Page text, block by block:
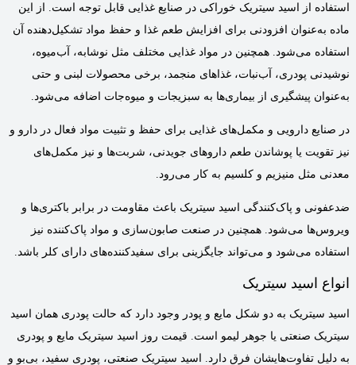
استفاده از اسید سیتریک خوراکی در صنایع غذایی قابل توجه است. از این
ماده به‌عنوان افزودنی برای افزایش طعم غذا و حفظ مواد تشکیل‌دهنده آن
استفاده می‌شود. همچنین در مواد غذایی مختلف مثل نوشابه، آب‌میوه،
نوشیدنی پودری، آب‌نبات، غذاهای منجمد، برخی محصولات لبنی و حتی
به‌عنوان پیشگیری از بیماری‌ها به سبزیجات و میوه‌جات اضافه می‌شود.
در صنایع دارویی و مکمل‌های غذایی برای حفظ و تثبیت مواد فعال در دارو و
نیز تقویت یا پوشاندن طعم داروهای جویدنی، شربت‌ها و نیز مکمل‌های
معدنی مثل منیزیم و کلسیم به کار می‌رود.
ضدعفونی و پاک‌کنندگی اسید سیتریک باعث مقاومت در برابر باکتری‌ها و
ویروس‌ها می‌شود. همچنین در صنعت صابون‌سازی و مواد پاک‌کننده نیز
استفاده می‌شود و می‌تواند جایگزینی برای سفیدکننده‌های دارای کلر باشد.
انواع اسید سیتریک
اسید سیتریک به دو شکل مایع و پودر وجود دارد که حالت پودری همان اسید
سیتریک صنعتی یا جوهر لیمو است. قیمت روز اسید سیتریک مایع و پودری
به دلیل تفاوت‌هایشان فرق دارد. اسید سیتریک صنعتی، پودری سفید، بی‌بو و